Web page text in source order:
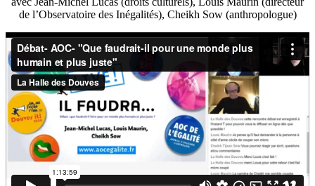
de l’Observatoire des Inégalités), Cheikh Sow (anthropologue)